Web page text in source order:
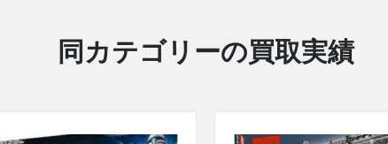
同カテゴリーの買取実績